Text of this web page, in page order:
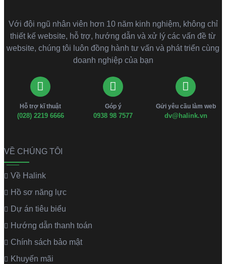
Với đội ngũ nhân viên hơn 10 năm kinh nghiệm, không chỉ
thiết kế website, hỗ trợ, hướng dẫn và xử lý các vấn đề từ
website, chúng tôi luôn đồng hành tư vấn và phát triển cùng
doanh nghiệp của bạn
Hỗ trợ kĩ thuật
(028) 2219 6666
Góp ý
0938 98 7577
Gửi yêu cầu làm web
dv@halink.vn
VỀ CHÚNG TÔI
Về Halink
Hồ sơ năng lực
Dự án tiêu biểu
Hướng dẫn thanh toán
Chính sách bảo mật
Khuyến mãi